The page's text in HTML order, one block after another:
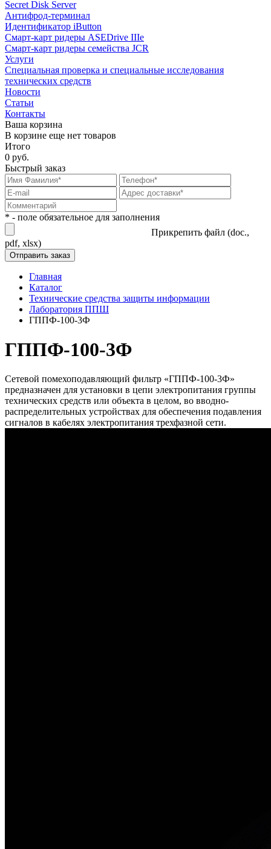
Secret Disk Server
Антифрод-терминал
Идентификатор iButton
Смарт-карт ридеры ASEDrive IIIe
Смарт-карт ридеры семейства JCR
Услуги
Специальная проверка и специальные исследования
технических средств
Новости
Статьи
Контакты
Ваша корзина
В корзине еще нет товаров
Итого
0 руб.
Быстрый заказ
* - поле обязательное для заполнения
Прикрепить файл (doc.,
pdf, xlsx)
Главная
Каталог
Технические средства защиты информации
Лаборатория ППШ
ГППФ-100-3Ф
ГППФ-100-3Ф
Сетевой помехоподавляющий фильтр «ГППФ-100-3Ф»
предназначен для установки в цепи электропитания группы
технических средств или объекта в целом, во вводно-
распределительных устройствах для обеспечения подавления
сигналов в кабелях электропитания трехфазной сети.